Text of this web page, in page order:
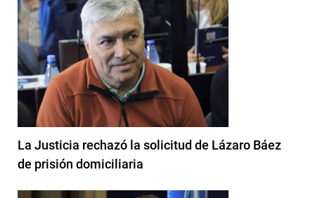
La Justicia rechazó la solicitud de Lázaro Báez
de prisión domiciliaria